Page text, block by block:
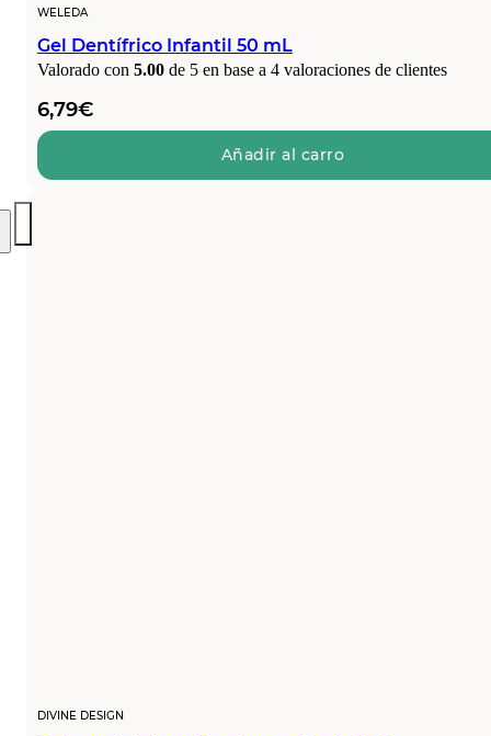
WELEDA
Gel Dentífrico Infantil 50 mL
Valorado con 5.00 de 5 en base a 4 valoraciones de clientes
6,79€
Añadir al carro
DIVINE DESIGN